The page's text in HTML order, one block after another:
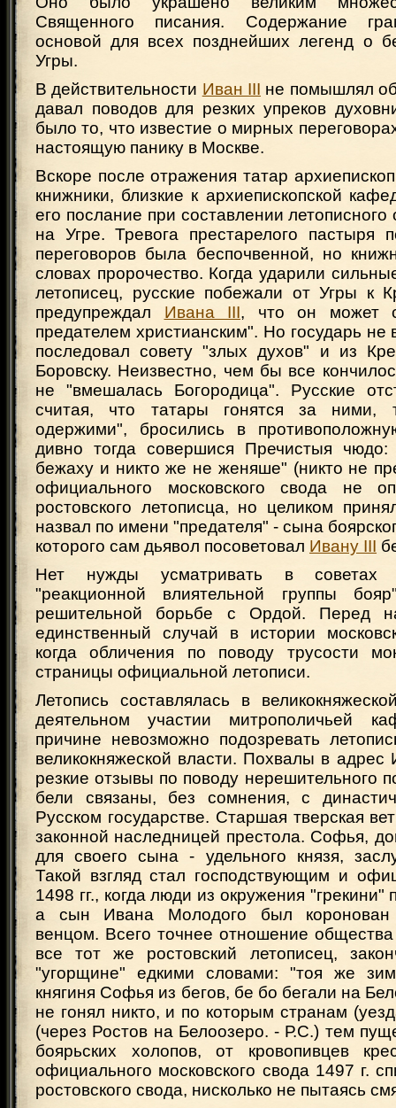
Священного писания. Содержание
основой для всех позднейших легенд о
Угры.
В действительности Иван III не помышлял
давал поводов для резких упреков
было то, что известие о мирных
настоящую панику в Москве.
Вскоре после отражения татар
книжники, близкие к архиепископской
его послание при составлении летописного
на Угре. Тревога престарелого пастыря
переговоров была беспочвенной, но
словах пророчество. Когда ударили
летописец, русские побежали от Угры к
предупреждал Ивана III, что он может
предателем христианским". Но государь не
последовал совету "злых духов" и из
Боровску. Неизвестно, чем бы все
не "вмешалась Богородица". Русские
считая, что татары гонятся за ними,
одержими", бросились в
дивно тогда совершися Пречистыя
бежаху и никто же не женяше" (никто не
официального московского свода не
ростовского летописца, но целиком
назвал по имени "предателя" - сына
которого сам дьявол посоветовал Ивану III
Нет нужды усматривать в советах
"реакционной влиятельной группы
решительной борьбе с Ордой. Перед
единственный случай в истории
когда обличения по поводу трусости
страницы официальной летописи.
Летопись составлялась в
деятельном участии митрополичьей
причине невозможно подозревать
великокняжеской власти. Похвалы в
резкие отзывы по поводу нерешительного
бели связаны, без сомнения, с
Русском государстве. Старшая тверская
законной наследницей престола. Софья,
для своего сына - удельного князя,
Такой взгляд стал господствующим и
1498 гг., когда люди из окружения
а сын Ивана Молодого был коронован
венцом. Всего точнее отношение
все тот же ростовский летописец,
"угорщине" едкими словами: "тоя же
княгиня Софья из бегов, бе бо бегали на
не гонял никто, и по которым странам
(через Ростов на Белоозеро. - Р.С.) тем
боярьских холопов, от кровопивцев
официального московского свода 1497 г.
ростовского свода, нисколько не пытаясь